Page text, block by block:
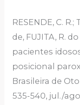
RESENDE, C. R.;
de, FUJITA, R.
pacientes
posicional
Brasileira de
535-540, jul./